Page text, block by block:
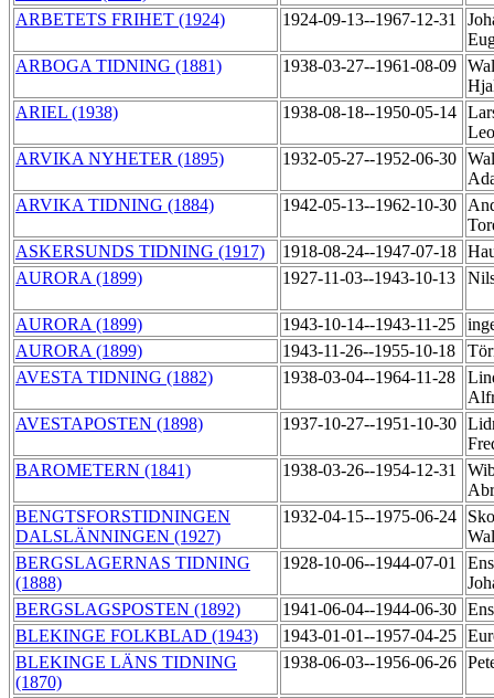
ARBETETS FRIHET (1924)
1924-09-13--1967-12-31
ARBOGA TIDNING (1881)
1938-03-27--1961-08-09
ARIEL (1938)
1938-08-18--1950-05-14
ARVIKA NYHETER (1895)
1932-05-27--1952-06-30
ARVIKA TIDNING (1884)
1942-05-13--1962-10-30
ASKERSUNDS TIDNING (1917)
1918-08-24--1947-07-18
AURORA (1899)
1927-11-03--1943-10-13
AURORA (1899) 1943-10-14--1943-11-25
AURORA (1899)
1943-11-26--1955-10-18
AVESTA TIDNING (1882)
1938-03-04--1964-11-28
AVESTAPOSTEN (1898)
1937-10-27--1951-10-30
BAROMETERN (1841)
1938-03-26--1954-12-31
BENGTSFORSTIDNINGEN
DALSLÄNNINGEN (1927)
1932-04-15--1975-06-24
BERGSLAGERNAS TIDNING
(1888)
1928-10-06--1944-07-01
BERGSLAGSPOSTEN (1892)
1941-06-04--1944-06-30
BLEKINGE FOLKBLAD (1943)
1943-01-01--1957-04-25
BLEKINGE LÄNS TIDNING
(1870)
1938-06-03--1956-06-26